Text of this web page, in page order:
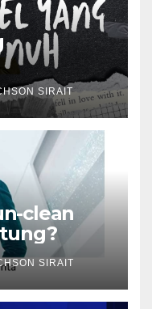
SIRAIT
clean
SIRAIT